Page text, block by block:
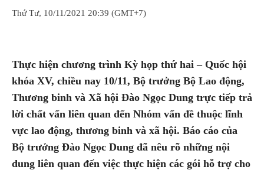
Thứ Tư, 10/11/2021 20:39 (GMT+7)
Thực hiện chương trình Kỳ họp thứ hai – Quốc hội
khóa XV, chiều nay 10/11, Bộ trưởng Bộ Lao động,
Thương binh và Xã hội Đào Ngọc Dung trực tiếp trả
lời chất vấn liên quan đến Nhóm vấn đề thuộc lĩnh
vực lao động, thương binh và xã hội. Báo cáo của
Bộ trưởng Đào Ngọc Dung đã nêu rõ những nội
dung liên quan đến việc thực hiện các gói hỗ trợ cho